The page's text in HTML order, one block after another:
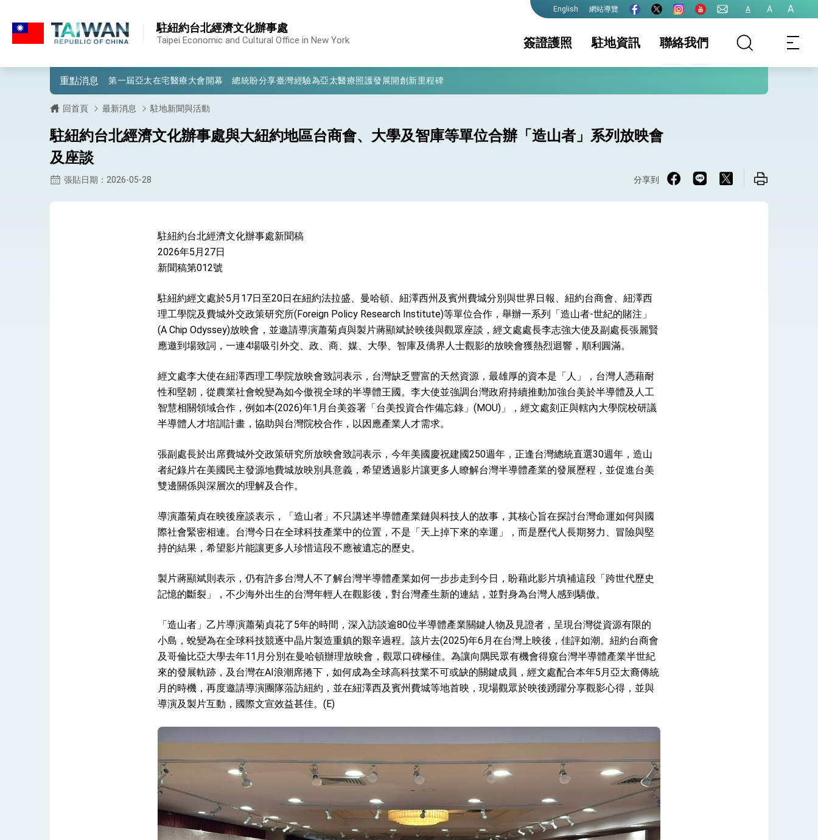
English 網站導覽 A A A
駐紐約台北經濟文化辦事處
Taipei Economic and Cultural Office in New York 簽證護照
重要領務資訊公告 護照
簽證
無戶籍國人
表格下載專區
駐地資訊
駐地基本資料 簽證及入境須知
生活資訊
構
聯絡我們
重點消息
我國政府將在美國亞利桑納州設立「駐鳳凰城辦事處」，進一步深化台美交流合作
外交部發布WHA文宣影片「台灣醫療點亮世界」及「台灣智慧醫療與健康產業展」預告短片，向世界展現台灣守護全球健康的創新能量
總統出訪史瓦帝尼返國談話 強調臺灣人有權利走向世界 盼與理念相近國家共同維護國際秩序
堅定走向世界 賴總統抵達史瓦帝尼王國進行國是訪問
總統農曆春節談話
台美貿易協議完成簽署達成6大目標、創5大歷史性突破 總統強調將以3大面向加速臺灣經濟轉型升級 籲請立院全力支持並盡速通過
總統接受「法新社」（AFP）專訪內容
外交部長林佳龍於《外交事務》撰文指出：自由世界 需要台灣，團結合作方能守護繁榮
外交部長林佳龍出席《台灣光華雜誌》50週年慶「見證蛻變，分享世界的光華」開幕式，期許數位轉 型迎向下個50年
總統主持「台美經濟繁榮夥伴對話」記者會 說明臺美合作三大戰略方向 盼與民主夥伴共同引領 下一個世代的繁榮
外交部長林佳龍接受印尼「時代雜誌」專訪，闡述印太安全局勢，籲深化台印尼半導體供應鏈合作
副總統接見美參議員蓋耶哥 強調美國是臺灣重要合作夥伴
外交部長林佳龍午宴歡迎美國聯邦參議員蓋耶哥訪問團
外交部長林佳龍接見美國智庫「德國馬歇爾基金會」訪問團一行，深化跨大西洋戰略夥伴關係
卓揆：臺美關稅談判階段性結果有助臺灣取得有利戰略地位 全力支持「臺美對等貿易協定」簽署
外交部長林佳龍主持第35次「參與亞太經濟合作策略小組」跨部會會議
民調顯示多數國人滿意政府外交表現，高度支持「總合外交」與台歐美日關係深化
總統主持「守護民主台灣國安行動方案」記者會 強調以實力守護台海和平 以決心掌握國家命運
總統發表執政周年談話 盼面對未來挑戰 堅持團結 迎風轉型 穩健前行
賴總統就職演說影片
總統重要談話
回首頁 最新消息 駐地新聞與活動
駐紐約台北經濟文化辦事處與大紐約地區台商會、大學及智庫等單位合辦「造山者」系列放映會
及座談
張貼日期：2026-05-28 分享到
駐紐約台北經濟文化辦事處新聞稿
2026年5月27日
新聞稿第012號
駐紐約經文處於5月17日至20日在紐約法拉盛、曼哈頓、紐澤西州及賓州費城分別與世界日報、紐約台商會、紐澤西
理工學院及費城外交政策研究所(Foreign Policy Research Institute)等單位合作，舉辦一系列「造山者-世紀的賭注」
(A Chip Odyssey)放映會，並邀請導演蕭菊貞與製片蔣顯斌於映後與觀眾座談，經文處處長李志強大使及副處長張麗賢
應邀到場致詞，一連4場吸引外交、政、商、媒、大學、智庫及僑界人士觀影的放映會獲熱烈迴響，順利圓滿。
經文處李大使在紐澤西理工學院放映會致詞表示，台灣缺乏豐富的天然資源，最雄厚的資本是「人」，台灣人憑藉耐
性和堅韌，從農業社會蛻變為如今傲視全球的半導體王國。李大使並強調台灣政府持續推動加強台美於半導體及人工
智慧相關領域合作，例如本(2026)年1月台美簽署「台美投資合作備忘錄」(MOU)」，經文處刻正與轄內大學院校研議
半導體人才培訓計畫，協助與台灣院校合作，以因應產業人才需求。
張副處長於出席費城外交政策研究所放映會致詞表示，今年美國慶祝建國250週年，正逢台灣總統直選30週年，造山
者紀錄片在美國民主發源地費城放映別具意義，希望透過影片讓更多人瞭解台灣半導體產業的發展歷程，並促進台美
雙邊關係與深層次的理解及合作。
導演蕭菊貞在映後座談表示，「造山者」不只講述半導體產業鏈與科技人的故事，其核心旨在探討台灣命運如何與國
際社會緊密相連。台灣今日在全球科技產業中的位置，不是「天上掉下來的幸運」，而是歷代人長期努力、冒險與堅
持的結果，希望影片能讓更多人珍惜這段不應被遺忘的歷史。
製片蔣顯斌則表示，仍有許多台灣人不了解台灣半導體產業如何一步步走到今日，盼藉此影片填補這段「跨世代歷史
記憶的斷裂」，不少海外出生的台灣年輕人在觀影後，對台灣產生新的連結，並對身為台灣人感到驕傲。
「造山者」乙片導演蕭菊貞花了5年的時間，深入訪談逾80位半導體產業關鍵人物及見證者，呈現台灣從資源有限的
小島，蛻變為在全球科技競逐中晶片製造重鎮的艱辛過程。該片去(2025)年6月在台灣上映後，佳評如潮。紐約台商會
及哥倫比亞大學去年11月分別在曼哈頓辦理放映會，觀眾口碑極佳。為讓向隅民眾有機會得窺台灣半導體產業半世紀
來的發展軌跡，及台灣在AI浪潮席捲下，如何成為全球高科技業不可或缺的關鍵成員，經文處配合本年5月亞太裔傳統
月的時機，再度邀請導演團隊蒞訪紐約，並在紐澤西及賓州費城等地首映，現場觀眾於映後踴躍分享觀影心得，並與
導演及製片互動，國際文宣效益甚佳。(E)